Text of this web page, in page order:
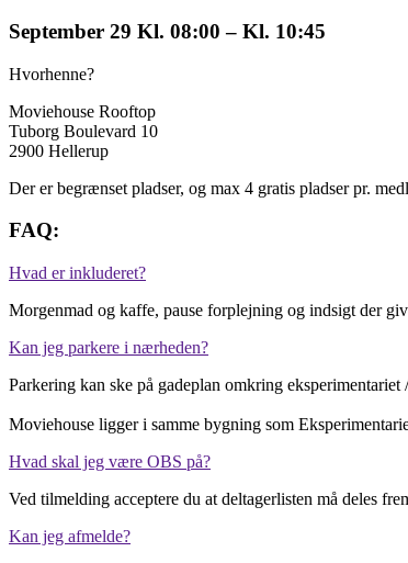
September 29 Kl. 08:00 – Kl. 10:45
Hvorhenne?
Moviehouse Rooftop
Tuborg Boulevard 10
2900 Hellerup
Der er begrænset pladser, og max 4 gratis pladser pr.
FAQ:
Hvad er inkluderet?
Morgenmad og kaffe, pause forplejning og indsigt der
Kan jeg parkere i nærheden?
Parkering kan ske på gadeplan omkring
Moviehouse ligger i samme bygning som
Hvad skal jeg være OBS på?
Ved tilmelding acceptere du at deltagerlisten må deles
Kan jeg afmelde?